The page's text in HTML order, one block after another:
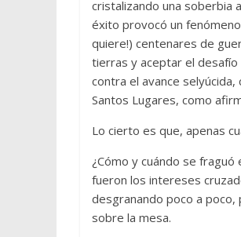
cristalizando una soberbia
éxito provocó un
quiere!) centenares de
tierras y aceptar el desafío
contra el avance
Santos Lugares, como
Lo cierto es que, apenas
¿Cómo y cuándo se
fueron los intereses
desgranando poco a
sobre la mesa.